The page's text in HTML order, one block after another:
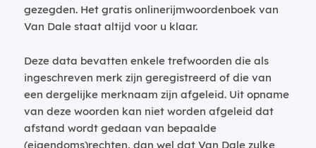
gezegden. Het gratis onlinerijmwoordenboek van
Van Dale staat altijd voor u klaar.
Deze data bevatten enkele trefwoorden die als
ingeschreven merk zijn geregistreerd of die van
een dergelijke merknaam zijn afgeleid. Uit opname
van deze woorden kan niet worden afgeleid dat
afstand wordt gedaan van bepaalde
(eigendoms)rechten, dan wel dat Van Dale zulke